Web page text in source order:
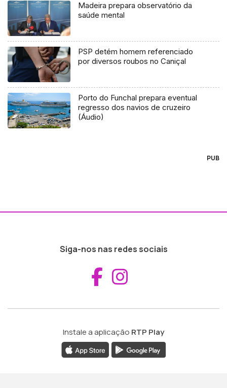
Madeira prepara observatório da
saúde mental
PSP detém homem referenciado
por diversos roubos no Caniçal
Porto do Funchal prepara eventual
regresso dos navios de cruzeiro
(Áudio)
PUB
Siga-nos nas redes sociais
Aceder ao
Instale a aplicação RTP Play